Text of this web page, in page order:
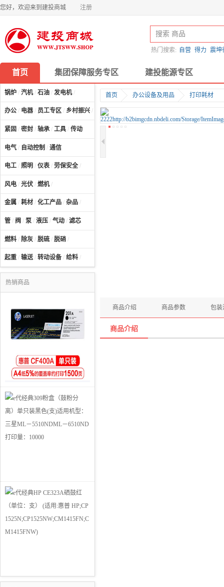
您好，欢迎来到建投商城 注册
热门搜索: 自营 得力 震坤
首页 集团保障服务专区 建投能源专区
锅炉 / 汽机/ 石油 / 发电机/
办公 / 电器 / 员工专区 / 乡村振兴 / 计算机及配件
紧固 / 密封 / 轴承 / 工具 / 传动
电气 / 自动控制 / 通信
电工 / 照明 / 仪表 / 劳保安全 /
风电 / 光伏 / 燃机/
金属 / 耗材 / 化工产品 / 杂品 /
管 / 阀 / 泵 / 液压 / 气动 / 滤芯
燃料 / 除灰 / 脱硫 / 脱硝 /
起重 / 输送/ 转动设备 / 给料 /
热销商品
首页 办公设备及用品 打印耗材
商品介绍 商品参数 包装
商品介绍